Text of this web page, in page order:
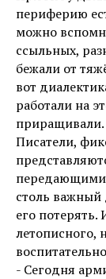
периферию
можно
ссыльных,
бежали от
вот
работали на
приращивали.
Писатели,
передающими
столь
его потерять.
летописного,
- Сегодня